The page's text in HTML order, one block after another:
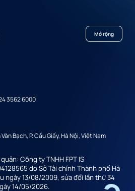
Mở rộng
3562 6000
Bạch, P. Cầu Giấy, Hà Nội, Việt Nam
Công ty TNHH FPT IS
do Sở Tài chính Thành phố Hà
ngày 13/08/2009, sửa đổi lần thứ 34
14/05/2026.